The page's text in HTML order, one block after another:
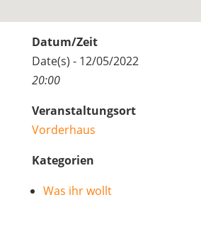
Datum/Zeit
Date(s) - 12/05/2022
20:00
Veranstaltungsort
Vorderhaus
Kategorien
Was ihr wollt